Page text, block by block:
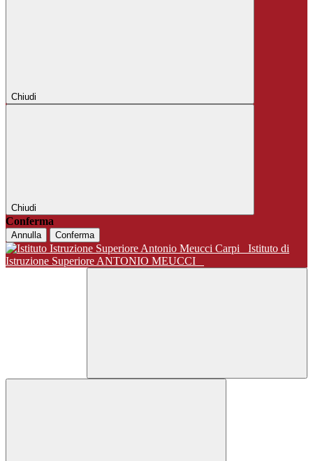
Chiudi
Chiudi
Conferma
Annulla Conferma
Istituto di
Istruzione Superiore ANTONIO MEUCCI